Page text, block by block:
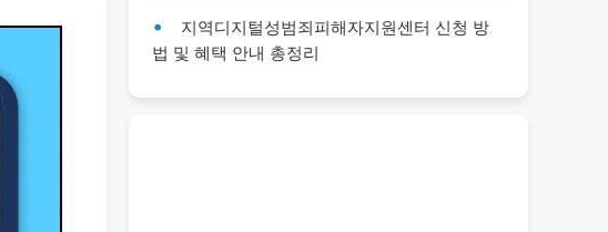
지역디지털성범죄피해자지원센터 신청 방
법 및 혜택 안내 총정리